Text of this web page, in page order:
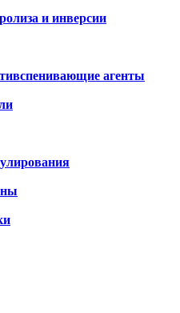
и инверсии
агенты